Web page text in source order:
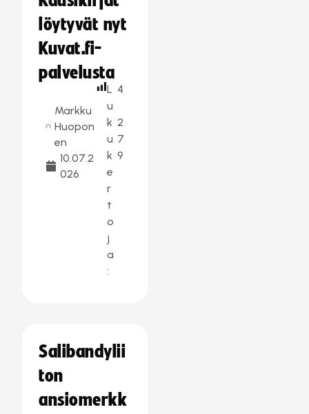
löytyvät nyt
Kuvat.fi-
palvelusta
Markku
Huopon
en
10.07.2
026
L
u
k
u
k
e
r
t
o
j
a
:
4
2
7
9
Salibandylii
ton
ansiomerkk